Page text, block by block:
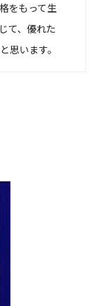
をもって生
て、優れた
思います。